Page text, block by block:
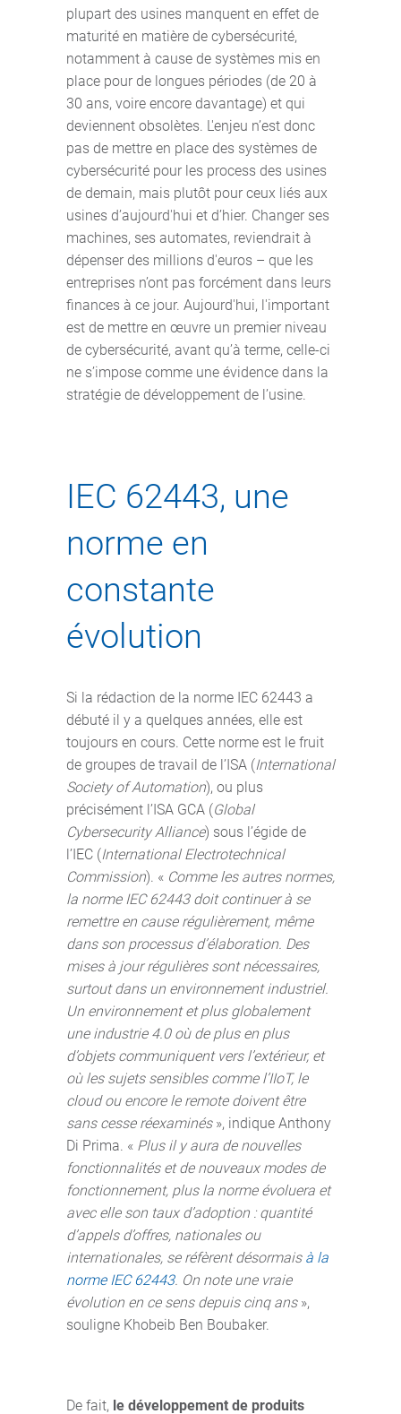
plupart des usines manquent en effet de
maturité en matière de cybersécurité,
notamment à cause de systèmes mis en
place pour de longues périodes (de 20 à
30 ans, voire encore davantage) et qui
deviennent obsolètes. L'enjeu n’est donc
pas de mettre en place des systèmes de
cybersécurité pour les process des usines
de demain, mais plutôt pour ceux liés aux
usines d’aujourd'hui et d’hier. Changer ses
machines, ses automates, reviendrait à
dépenser des millions d'euros – que les
entreprises n’ont pas forcément dans leurs
finances à ce jour. Aujourd'hui, l'important
est de mettre en œuvre un premier niveau
de cybersécurité, avant qu’à terme, celle-ci
ne s’impose comme une évidence dans la
stratégie de développement de l’usine.
IEC 62443, une
norme en
constante
évolution
Si la rédaction de la norme IEC 62443 a
débuté il y a quelques années, elle est
toujours en cours. Cette norme est le fruit
de groupes de travail de l’ISA (International
Society of Automation), ou plus
précisément l’ISA GCA (Global
Cybersecurity Alliance) sous l’égide de
l’IEC (International Electrotechnical
Commission). « Comme les autres normes,
la norme IEC 62443 doit continuer à se
remettre en cause régulièrement, même
dans son processus d’élaboration. Des
mises à jour régulières sont nécessaires,
surtout dans un environnement industriel.
Un environnement et plus globalement
une industrie 4.0 où de plus en plus
d’objets communiquent vers l’extérieur, et
où les sujets sensibles comme l’IIoT, le
cloud ou encore le remote doivent être
sans cesse réexaminés», indique Anthony
Di Prima. « Plus il y aura de nouvelles
fonctionnalités et de nouveaux modes de
fonctionnement, plus la norme évoluera et
avec elle son taux d’adoption : quantité
d’appels d’offres, nationales ou
internationales, se réfèrent désormais à la
norme IEC 62443. On note une vraie
évolution en ce sens depuis cinq ans»,
souligne Khobeib Ben Boubaker.
De fait, le développement de produits